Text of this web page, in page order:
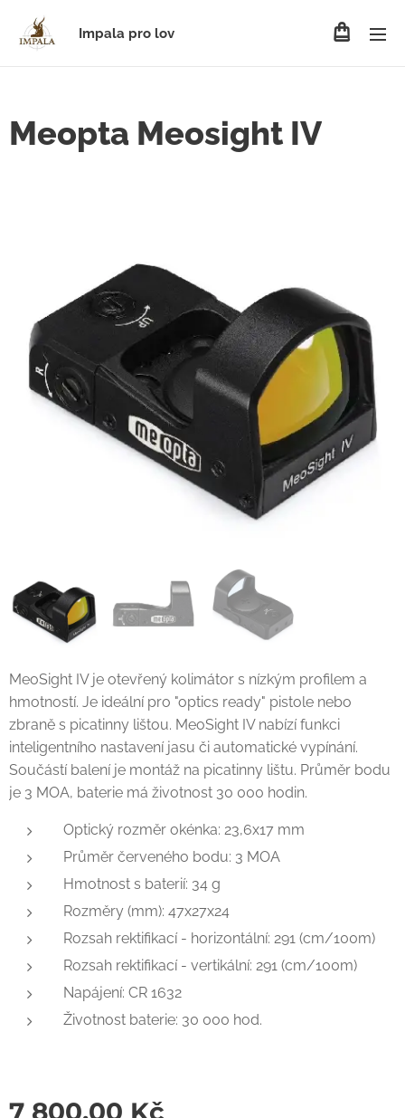
Impala pro lov
Meopta Meosight IV
MeoSight IV je otevřený kolimátor s nízkým profilem a
hmotností. Je ideální pro "optics ready" pistole nebo
zbraně s picatinny lištou. MeoSight IV nabízí funkci
inteligentního nastavení jasu či automatické vypínání.
Součástí balení je montáž na picatinny lištu. Průměr bodu
je 3 MOA, baterie má životnost 30 000 hodin.
Optický rozměr okénka: 23,6x17 mm
Průměr červeného bodu: 3 MOA
Hmotnost s baterií: 34 g
Rozměry (mm): 47x27x24
Rozsah rektifikací - horizontální: 291 (cm/100m)
Rozsah rektifikací - vertikální: 291 (cm/100m)
Napájení: CR 1632
Životnost baterie: 30 000 hod.
7 800,00 Kč